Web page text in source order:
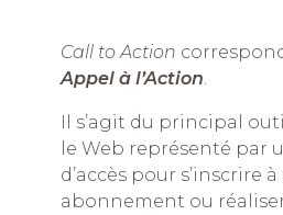
Call to Action
Appel à l’Action.
Il s’agit du principal
le Web représenté par
d’accès pour s’inscrire à
abonnement ou